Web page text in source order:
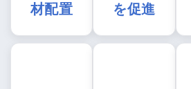
材配置
を促進